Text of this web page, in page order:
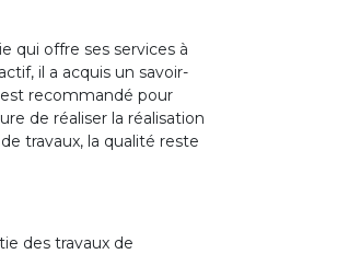
qui offre ses services à
il a acquis un savoir-
recommandé pour
de réaliser la réalisation
travaux, la qualité reste
des travaux de